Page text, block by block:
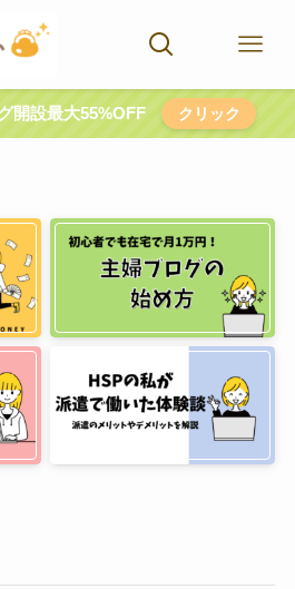
開設最大55%OFF クリック